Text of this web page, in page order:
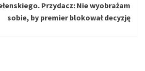
Przydacz: Nie wyobrażam
sobie, by premier blokował decyzję